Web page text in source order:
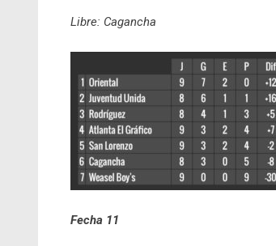
Libre: Cagancha
Fecha 11